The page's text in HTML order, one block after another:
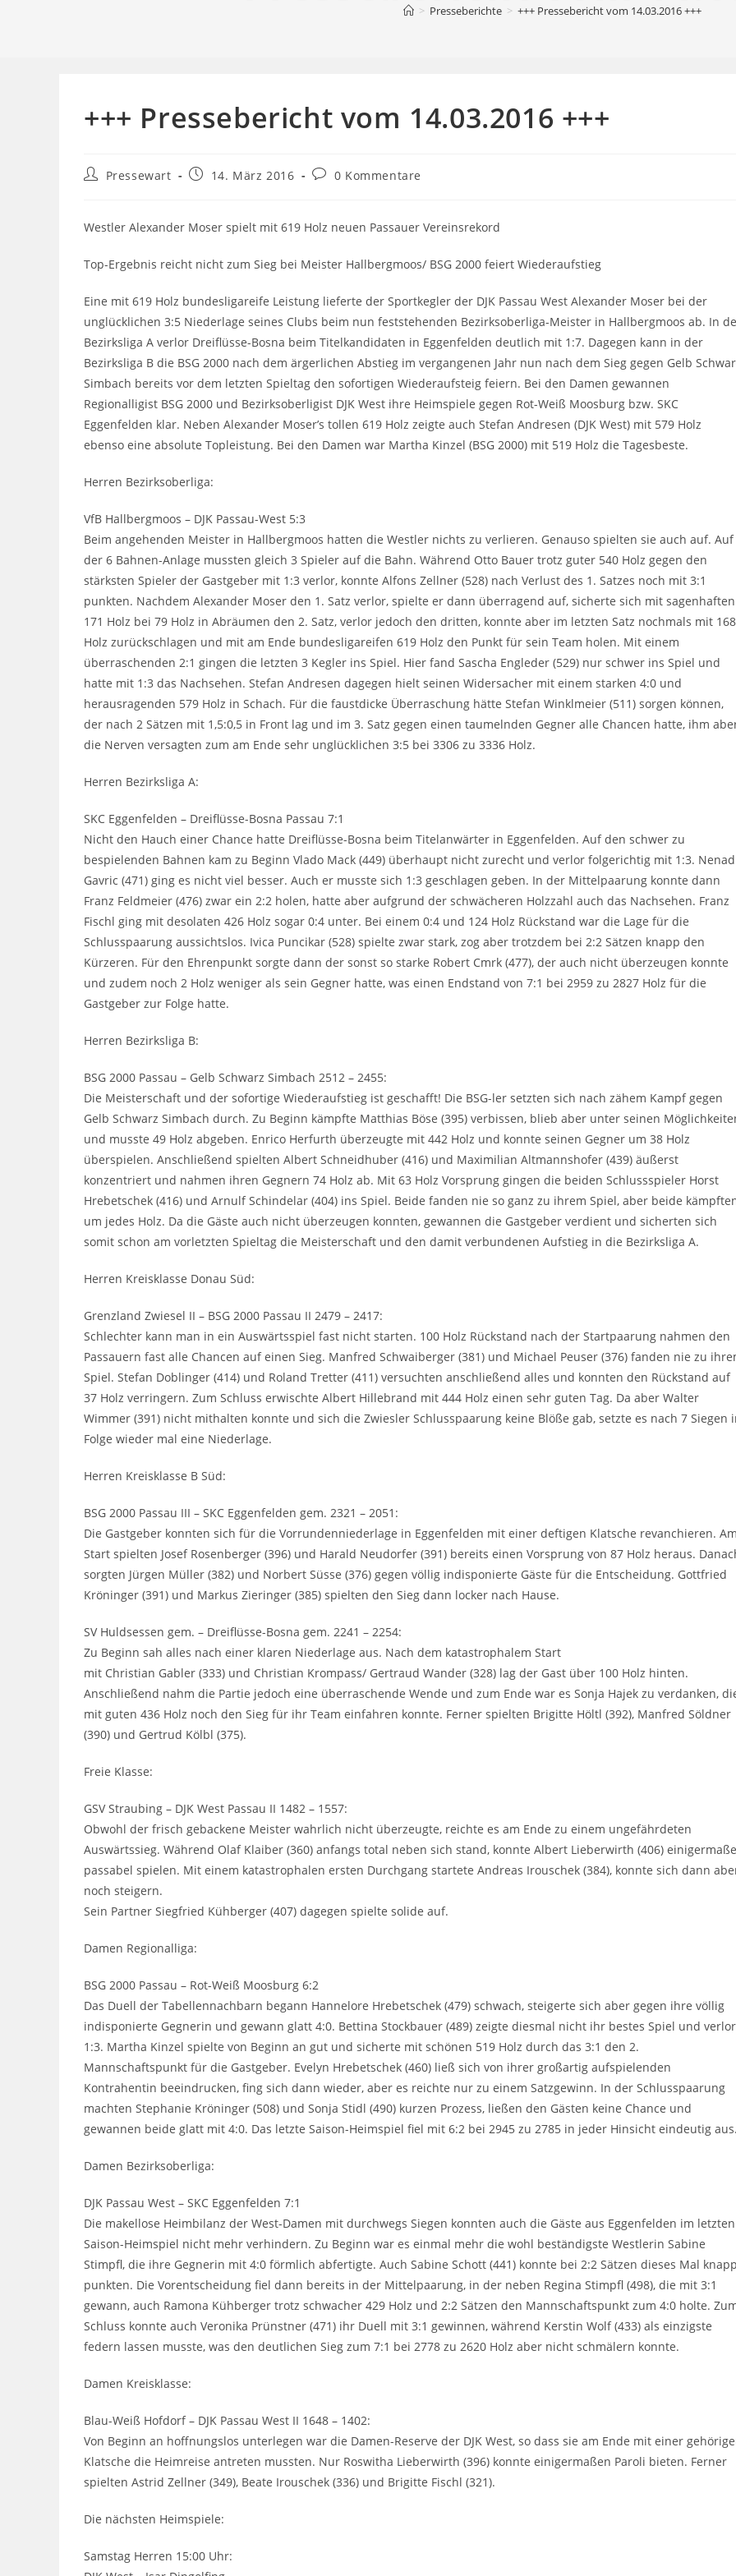
> Presseberichte > +++ Pressebericht vom 14.03.2016 +++
+++ Pressebericht vom 14.03.2016 +++
Beitrags-
Pressewart
Beitrag14. März 2016
Beitrags-
0 Kommentare
Westler Alexander Moser spielt mit 619 Holz neuen Passauer Vereinsrekord
Top-Ergebnis reicht nicht zum Sieg bei Meister Hallbergmoos/ BSG 2000 feiert Wiederaufstieg
Eine mit 619 Holz bundesligareife Leistung lieferte der Sportkegler der DJK Passau West Alexander Moser bei der
unglücklichen 3:5 Niederlage seines Clubs beim nun feststehenden Bezirksoberliga-Meister in Hallbergmoos ab. In
Bezirksliga A verlor Dreiflüsse-Bosna beim Titelkandidaten in Eggenfelden deutlich mit 1:7. Dagegen kann in der
Bezirksliga B die BSG 2000 nach dem ärgerlichen Abstieg im vergangenen Jahr nun nach dem Sieg gegen Gelb
Simbach bereits vor dem letzten Spieltag den sofortigen Wiederaufsteig feiern. Bei den Damen gewannen
Regionalligist BSG 2000 und Bezirksoberligist DJK West ihre Heimspiele gegen Rot-Weiß Moosburg bzw. SKC
Eggenfelden klar. Neben Alexander Moser’s tollen 619 Holz zeigte auch Stefan Andresen (DJK West) mit 579 Holz
ebenso eine absolute Topleistung. Bei den Damen war Martha Kinzel (BSG 2000) mit 519 Holz die Tagesbeste.
Herren Bezirksoberliga:
VfB Hallbergmoos – DJK Passau-West 5:3
Beim angehenden Meister in Hallbergmoos hatten die Westler nichts zu verlieren. Genauso spielten sie auch auf. Auf
der 6 Bahnen-Anlage mussten gleich 3 Spieler auf die Bahn. Während Otto Bauer trotz guter 540 Holz gegen den
stärksten Spieler der Gastgeber mit 1:3 verlor, konnte Alfons Zellner (528) nach Verlust des 1. Satzes noch mit 3:1
punkten. Nachdem Alexander Moser den 1. Satz verlor, spielte er dann überragend auf, sicherte sich mit sagenhaften
171 Holz bei 79 Holz in Abräumen den 2. Satz, verlor jedoch den dritten, konnte aber im letzten Satz nochmals mit 168
Holz zurückschlagen und mit am Ende bundesligareifen 619 Holz den Punkt für sein Team holen. Mit einem
überraschenden 2:1 gingen die letzten 3 Kegler ins Spiel. Hier fand Sascha Engleder (529) nur schwer ins Spiel und
hatte mit 1:3 das Nachsehen. Stefan Andresen dagegen hielt seinen Widersacher mit einem starken 4:0 und
herausragenden 579 Holz in Schach. Für die faustdicke Überraschung hätte Stefan Winklmeier (511) sorgen können,
der nach 2 Sätzen mit 1,5:0,5 in Front lag und im 3. Satz gegen einen taumelnden Gegner alle Chancen hatte, ihm
die Nerven versagten zum am Ende sehr unglücklichen 3:5 bei 3306 zu 3336 Holz.
Herren Bezirksliga A:
SKC Eggenfelden – Dreiflüsse-Bosna Passau 7:1
Nicht den Hauch einer Chance hatte Dreiflüsse-Bosna beim Titelanwärter in Eggenfelden. Auf den schwer zu
bespielenden Bahnen kam zu Beginn Vlado Mack (449) überhaupt nicht zurecht und verlor folgerichtig mit 1:3. Nenad
Gavric (471) ging es nicht viel besser. Auch er musste sich 1:3 geschlagen geben. In der Mittelpaarung konnte dann
Franz Feldmeier (476) zwar ein 2:2 holen, hatte aber aufgrund der schwächeren Holzzahl auch das Nachsehen. Franz
Fischl ging mit desolaten 426 Holz sogar 0:4 unter. Bei einem 0:4 und 124 Holz Rückstand war die Lage für die
Schlusspaarung aussichtslos. Ivica Puncikar (528) spielte zwar stark, zog aber trotzdem bei 2:2 Sätzen knapp den
Kürzeren. Für den Ehrenpunkt sorgte dann der sonst so starke Robert Cmrk (477), der auch nicht überzeugen konnte
und zudem noch 2 Holz weniger als sein Gegner hatte, was einen Endstand von 7:1 bei 2959 zu 2827 Holz für die
Gastgeber zur Folge hatte.
Herren Bezirksliga B:
BSG 2000 Passau – Gelb Schwarz Simbach 2512 – 2455:
Die Meisterschaft und der sofortige Wiederaufstieg ist geschafft! Die BSG-ler setzten sich nach zähem Kampf gegen
Gelb Schwarz Simbach durch. Zu Beginn kämpfte Matthias Böse (395) verbissen, blieb aber unter seinen
und musste 49 Holz abgeben. Enrico Herfurth überzeugte mit 442 Holz und konnte seinen Gegner um 38 Holz
überspielen. Anschließend spielten Albert Schneidhuber (416) und Maximilian Altmannshofer (439) äußerst
konzentriert und nahmen ihren Gegnern 74 Holz ab. Mit 63 Holz Vorsprung gingen die beiden Schlussspieler Horst
Hrebetschek (416) und Arnulf Schindelar (404) ins Spiel. Beide fanden nie so ganz zu ihrem Spiel, aber beide
um jedes Holz. Da die Gäste auch nicht überzeugen konnten, gewannen die Gastgeber verdient und sicherten sich
somit schon am vorletzten Spieltag die Meisterschaft und den damit verbundenen Aufstieg in die Bezirksliga A.
Herren Kreisklasse Donau Süd:
Grenzland Zwiesel II – BSG 2000 Passau II 2479 – 2417:
Schlechter kann man in ein Auswärtsspiel fast nicht starten. 100 Holz Rückstand nach der Startpaarung nahmen den
Passauern fast alle Chancen auf einen Sieg. Manfred Schwaiberger (381) und Michael Peuser (376) fanden nie zu
Spiel. Stefan Doblinger (414) und Roland Tretter (411) versuchten anschließend alles und konnten den Rückstand auf
37 Holz verringern. Zum Schluss erwischte Albert Hillebrand mit 444 Holz einen sehr guten Tag. Da aber Walter
Wimmer (391) nicht mithalten konnte und sich die Zwiesler Schlusspaarung keine Blöße gab, setzte es nach 7 Siegen
Folge wieder mal eine Niederlage.
Herren Kreisklasse B Süd:
BSG 2000 Passau III – SKC Eggenfelden gem. 2321 – 2051:
Die Gastgeber konnten sich für die Vorrundenniederlage in Eggenfelden mit einer deftigen Klatsche revanchieren. Am
Start spielten Josef Rosenberger (396) und Harald Neudorfer (391) bereits einen Vorsprung von 87 Holz heraus.
sorgten Jürgen Müller (382) und Norbert Süsse (376) gegen völlig indisponierte Gäste für die Entscheidung. Gottfried
Kröninger (391) und Markus Zieringer (385) spielten den Sieg dann locker nach Hause.
SV Huldsessen gem. – Dreiflüsse-Bosna gem. 2241 – 2254:
Zu Beginn sah alles nach einer klaren Niederlage aus. Nach dem katastrophalem Start
mit Christian Gabler (333) und Christian Krompass/ Gertraud Wander (328) lag der Gast über 100 Holz hinten.
Anschließend nahm die Partie jedoch eine überraschende Wende und zum Ende war es Sonja Hajek zu verdanken,
mit guten 436 Holz noch den Sieg für ihr Team einfahren konnte. Ferner spielten Brigitte Höltl (392), Manfred Söldner
(390) und Gertrud Kölbl (375).
Freie Klasse:
GSV Straubing – DJK West Passau II 1482 – 1557:
Obwohl der frisch gebackene Meister wahrlich nicht überzeugte, reichte es am Ende zu einem ungefährdeten
Auswärtssieg. Während Olaf Klaiber (360) anfangs total neben sich stand, konnte Albert Lieberwirth (406)
passabel spielen. Mit einem katastrophalen ersten Durchgang startete Andreas Irouschek (384), konnte sich dann
noch steigern.
Sein Partner Siegfried Kühberger (407) dagegen spielte solide auf.
Damen Regionalliga:
BSG 2000 Passau – Rot-Weiß Moosburg 6:2
Das Duell der Tabellennachbarn begann Hannelore Hrebetschek (479) schwach, steigerte sich aber gegen ihre völlig
indisponierte Gegnerin und gewann glatt 4:0. Bettina Stockbauer (489) zeigte diesmal nicht ihr bestes Spiel und verlor
1:3. Martha Kinzel spielte von Beginn an gut und sicherte mit schönen 519 Holz durch das 3:1 den 2.
Mannschaftspunkt für die Gastgeber. Evelyn Hrebetschek (460) ließ sich von ihrer großartig aufspielenden
Kontrahentin beeindrucken, fing sich dann wieder, aber es reichte nur zu einem Satzgewinn. In der Schlusspaarung
machten Stephanie Kröninger (508) und Sonja Stidl (490) kurzen Prozess, ließen den Gästen keine Chance und
gewannen beide glatt mit 4:0. Das letzte Saison-Heimspiel fiel mit 6:2 bei 2945 zu 2785 in jeder Hinsicht eindeutig aus.
Damen Bezirksoberliga:
DJK Passau West – SKC Eggenfelden 7:1
Die makellose Heimbilanz der West-Damen mit durchwegs Siegen konnten auch die Gäste aus Eggenfelden im letzten
Saison-Heimspiel nicht mehr verhindern. Zu Beginn war es einmal mehr die wohl beständigste Westlerin Sabine
Stimpfl, die ihre Gegnerin mit 4:0 förmlich abfertigte. Auch Sabine Schott (441) konnte bei 2:2 Sätzen dieses Mal knapp
punkten. Die Vorentscheidung fiel dann bereits in der Mittelpaarung, in der neben Regina Stimpfl (498), die mit 3:1
gewann, auch Ramona Kühberger trotz schwacher 429 Holz und 2:2 Sätzen den Mannschaftspunkt zum 4:0 holte.
Schluss konnte auch Veronika Prünstner (471) ihr Duell mit 3:1 gewinnen, während Kerstin Wolf (433) als einzigste
federn lassen musste, was den deutlichen Sieg zum 7:1 bei 2778 zu 2620 Holz aber nicht schmälern konnte.
Damen Kreisklasse:
Blau-Weiß Hofdorf – DJK Passau West II 1648 – 1402:
Von Beginn an hoffnungslos unterlegen war die Damen-Reserve der DJK West, so dass sie am Ende mit einer
Klatsche die Heimreise antreten mussten. Nur Roswitha Lieberwirth (396) konnte einigermaßen Paroli bieten. Ferner
spielten Astrid Zellner (349), Beate Irouschek (336) und Brigitte Fischl (321).
Die nächsten Heimspiele:
Samstag Herren 15:00 Uhr: